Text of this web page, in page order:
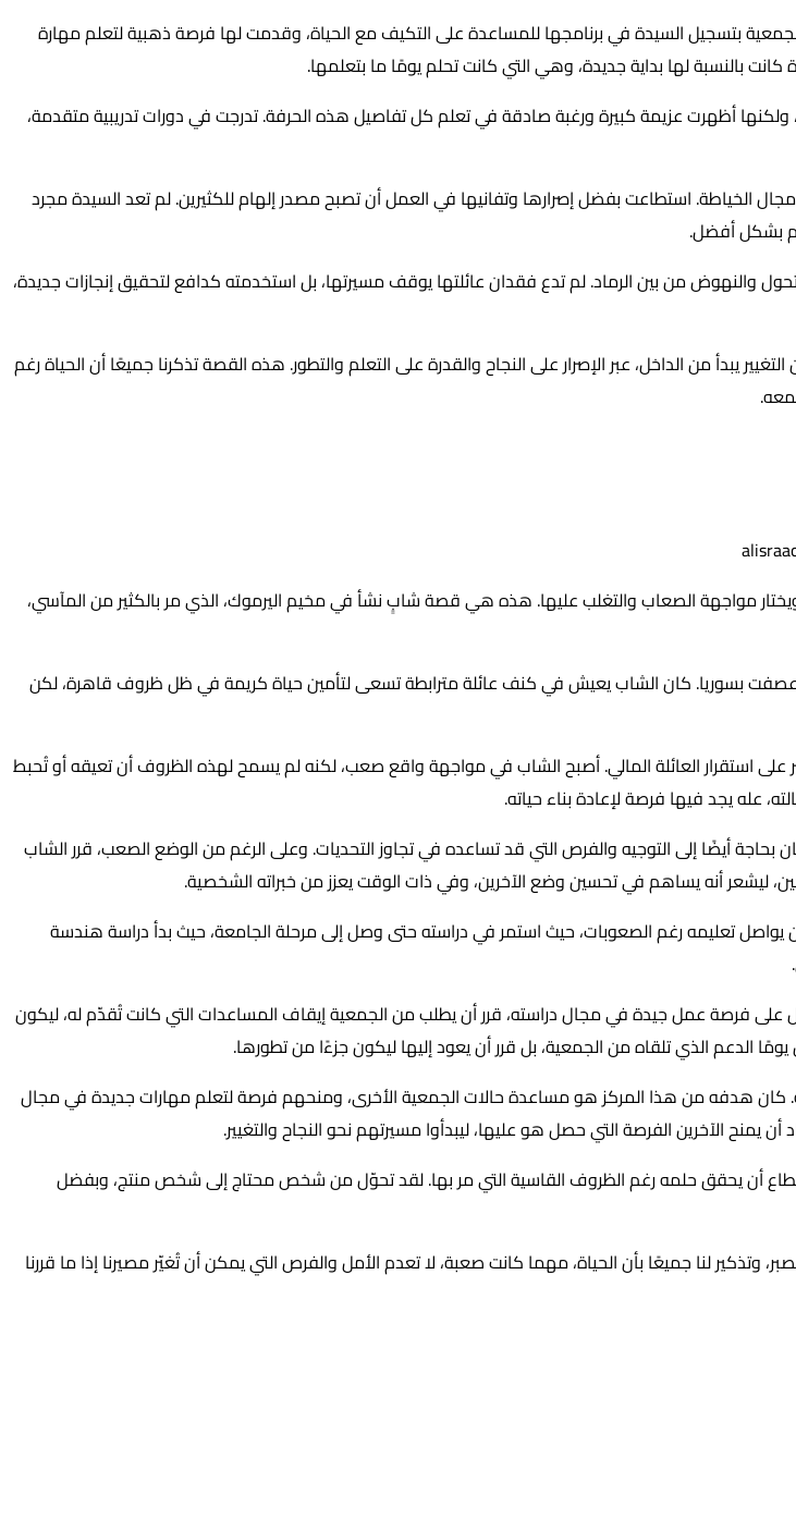
بتسجيل السيدة في برنامجها للمساعدة على التكيف مع الحياة، وقدمت لها فرصة ذهبية لتعلم مهارة
بالنسبة لها بداية جديدة، وهي التي كانت تحلم يومًا ما بتعلمها.
ولكنها أظهرت عزيمة كبيرة ورغبة صادقة في تعلم كل تفاصيل هذه الحرفة. تدرجت في دورات تدريبية متقدمة،
الخياطة. استطاعت بفضل إصرارها وتفانيها في العمل أن تصبح مصدر إلهام للكثيرين. لم تعد السيدة مجرد
بشكل أفضل.
والنهوض من بين الرماد. لم تدع فقدان عائلتها يوقف مسيرتها، بل استخدمته كدافع لتحقيق إنجازات جديدة،
يبدأ من الداخل، عبر الإصرار على النجاح والقدرة على التعلم والتطور. هذه القصة تذكرنا جميعًا أن الحياة رغم
مواجهة الصعاب والتغلب عليها. هذه هي قصة شابٍ نشأ في مخيم اليرموك، الذي مر بالكثير من المآسي،
عصفت بسوريا. كان الشاب يعيش في كنف عائلة مترابطة تسعى لتأمين حياة كريمة في ظل ظروف قاهرة، لكن
على استقرار العائلة المالي. أصبح الشاب في مواجهة واقع صعب، لكنه لم يسمح لهذه الظروف أن تعيقه أو تُحبط
عله يجد فيها فرصة لإعادة بناء حياته.
أيضًا إلى التوجيه والفرص التي قد تساعده في تجاوز التحديات. وعلى الرغم من الوضع الصعب، قرر الشاب
ليشعر أنه يساهم في تحسين وضع الآخرين، وفي ذات الوقت يعزز من خبراته الشخصية.
تعليمه رغم الصعوبات، حيث استمر في دراسته حتى وصل إلى مرحلة الجامعة، حيث بدأ دراسة هندسة
على فرصة عمل جيدة في مجال دراسته، قرر أن يطلب من الجمعية إيقاف المساعدات التي كانت تُقدّم له، ليكون
الدعم الذي تلقاه من الجمعية، بل قرر أن يعود إليها ليكون جزءًا من تطورها.
كان هدفه من هذا المركز هو مساعدة حالات الجمعية الأخرى، ومنحهم فرصة لتعلم مهارات جديدة في مجال
الآخرين الفرصة التي حصل هو عليها، ليبدأوا مسيرتهم نحو النجاح والتغيير.
استطاع أن يحقق حلمه رغم الظروف القاسية التي مر بها. لقد تحوّل من شخص محتاج إلى شخص منتج، وبفضل
لنا جميعًا بأن الحياة، مهما كانت صعبة، لا تعدم الأمل والفرص التي يمكن أن تُغيّر مصيرنا إذا ما قررنا